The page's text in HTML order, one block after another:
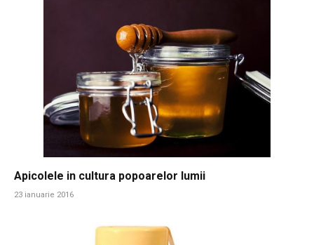
Apicolele in cultura popoarelor lumii
23 ianuarie 2016